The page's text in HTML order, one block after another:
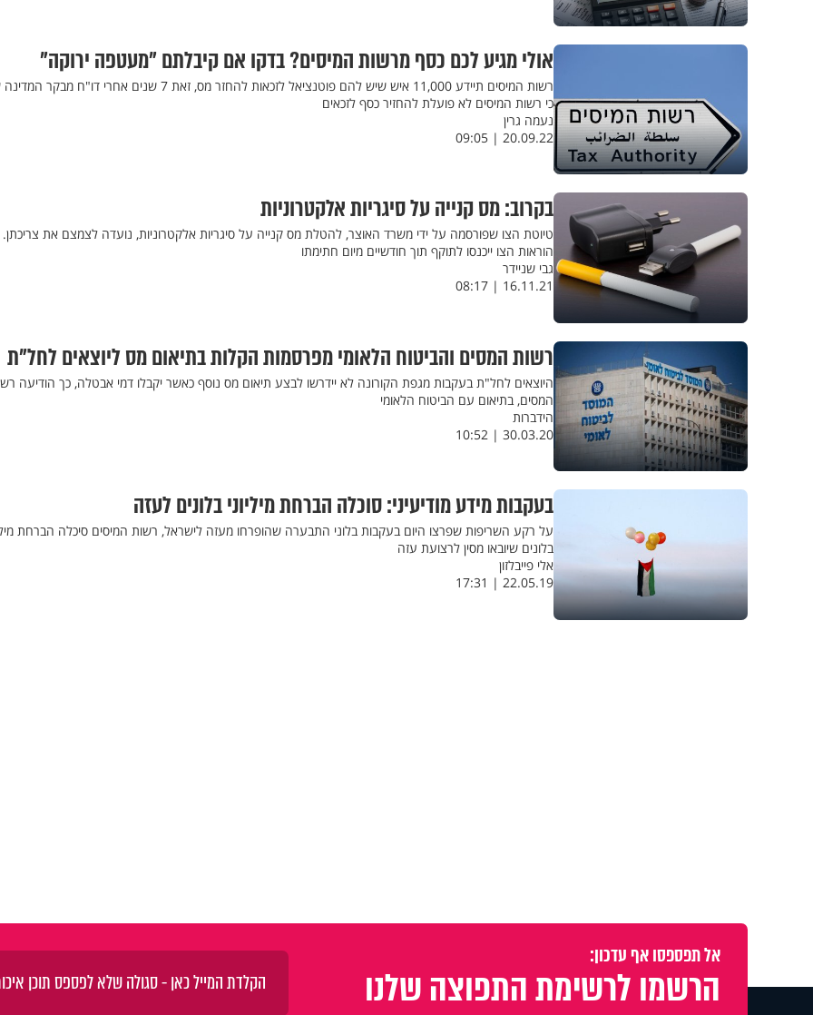
אולי מגיע לכם כסף מרשות המיסים? בדקו אם קיבלתם "מעטפה ירוקה"
רשות המיסים תיידע 11,000 איש שיש להם פוטנציאל לזכאות להחזר מס, זאת 7 שנים אחרי דו"ח
כי רשות המיסים לא פועלת להחזיר כסף לזכאים
נעמה גרין
20.09.22 | 09:05
בקרוב: מס קנייה על סיגריות אלקטרוניות
טיוטת הצו שפורסמה על ידי משרד האוצר, להטלת מס קנייה על סיגריות אלקטרוניות, נועדה לצמצם את צריכתן.
הוראות הצו ייכנסו לתוקף תוך חודשיים מיום חתימתו
גבי שניידר
16.11.21 | 08:17
רשות המסים והביטוח הלאומי מפרסמות הקלות בתיאום מס ליוצאים לחל"ת
היוצאים לחל"ת בעקבות מגפת הקורונה לא יידרשו לבצע תיאום מס נוסף כאשר יקבלו דמי אבטלה, כך הודיעה
המסים, בתיאום עם הביטוח הלאומי
הידברות
30.03.20 | 10:52
בעקבות מידע מודיעיני: סוכלה הברחת מיליוני בלונים לעזה
על רקע השריפות שפרצו היום בעקבות בלוני התבערה שהופרחו מעזה לישראל, רשות המיסים סיכלה הברחת
בלונים שיובאו מסין לרצועת עזה
אלי פייבלזון
22.05.19 | 17:31
אל תפספסו אף עדכון:
הרשמו לרשימת התפוצה שלנו